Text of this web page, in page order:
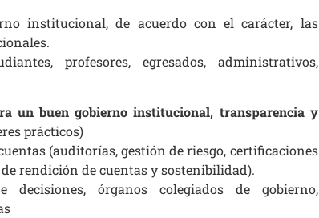
institucional, de acuerdo con el carácter, las
profesores, egresados, administrativos,
un buen gobierno institucional, transparencia y
prácticos)
(auditorías, gestión de riesgo, certificaciones
rendición de cuentas y sostenibilidad).
decisiones, órganos colegiados de gobierno,